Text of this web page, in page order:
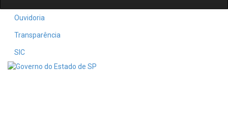
Ouvidoria
Transparência
SIC